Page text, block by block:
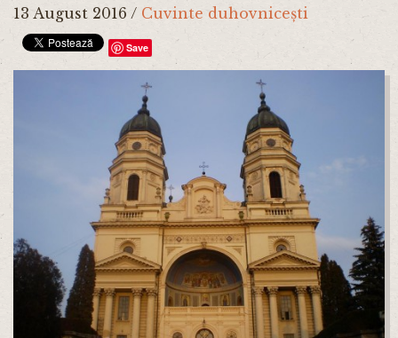
13 August 2016 / Cuvinte duhovnicești
Save